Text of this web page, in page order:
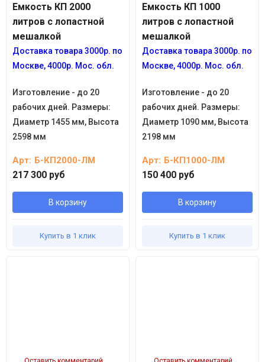
Емкость КП 2000
литров с лопастной
мешалкой
Доставка товара 3000р. по
Москве, 4000р. Мос. обл.
Изготовление - до 20
рабочих дней. Размеры:
Диаметр 1455 мм, Высота
2598 мм
Арт: Б-КП2000-ЛМ
217 300 руб
В корзину
Купить в 1 клик
Емкость КП 1000
литров с лопастной
мешалкой
Доставка товара 3000р. по
Москве, 4000р. Мос. обл.
Изготовление - до 20
рабочих дней. Размеры:
Диаметр 1090 мм, Высота
2198 мм
Арт: Б-КП1000-ЛМ
150 400 руб
В корзину
Купить в 1 клик